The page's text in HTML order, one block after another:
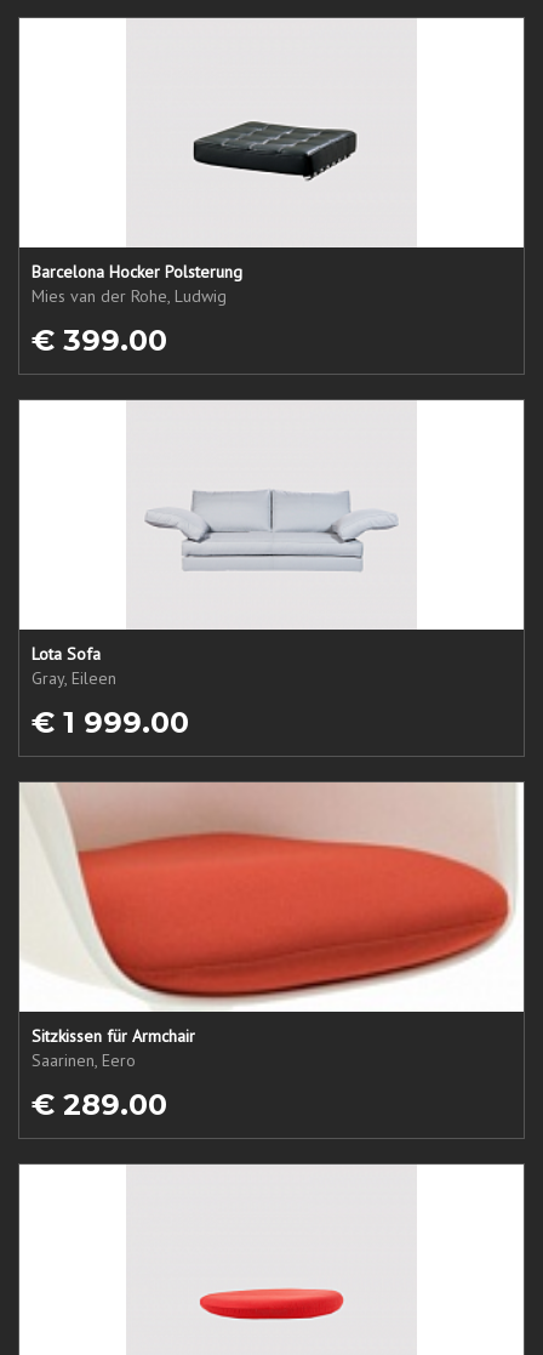
Barcelona Hocker Polsterung
Mies van der Rohe, Ludwig
€ 399.00
Lota Sofa
Gray, Eileen
€ 1 999.00
Sitzkissen für Armchair
Saarinen, Eero
€ 289.00